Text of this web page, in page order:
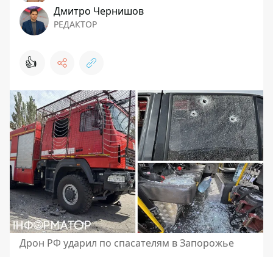
Дмитро Чернишов
РЕДАКТОР
👍
Дрон РФ ударил по спасателям в Запорожье